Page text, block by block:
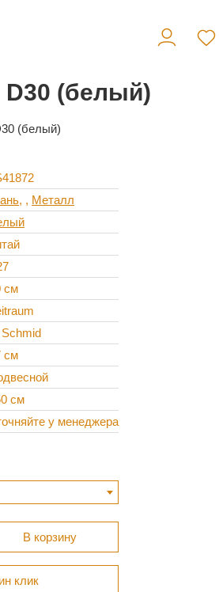
D30 (белый)
(белый)
, Металл
см
см
см
у менеджера